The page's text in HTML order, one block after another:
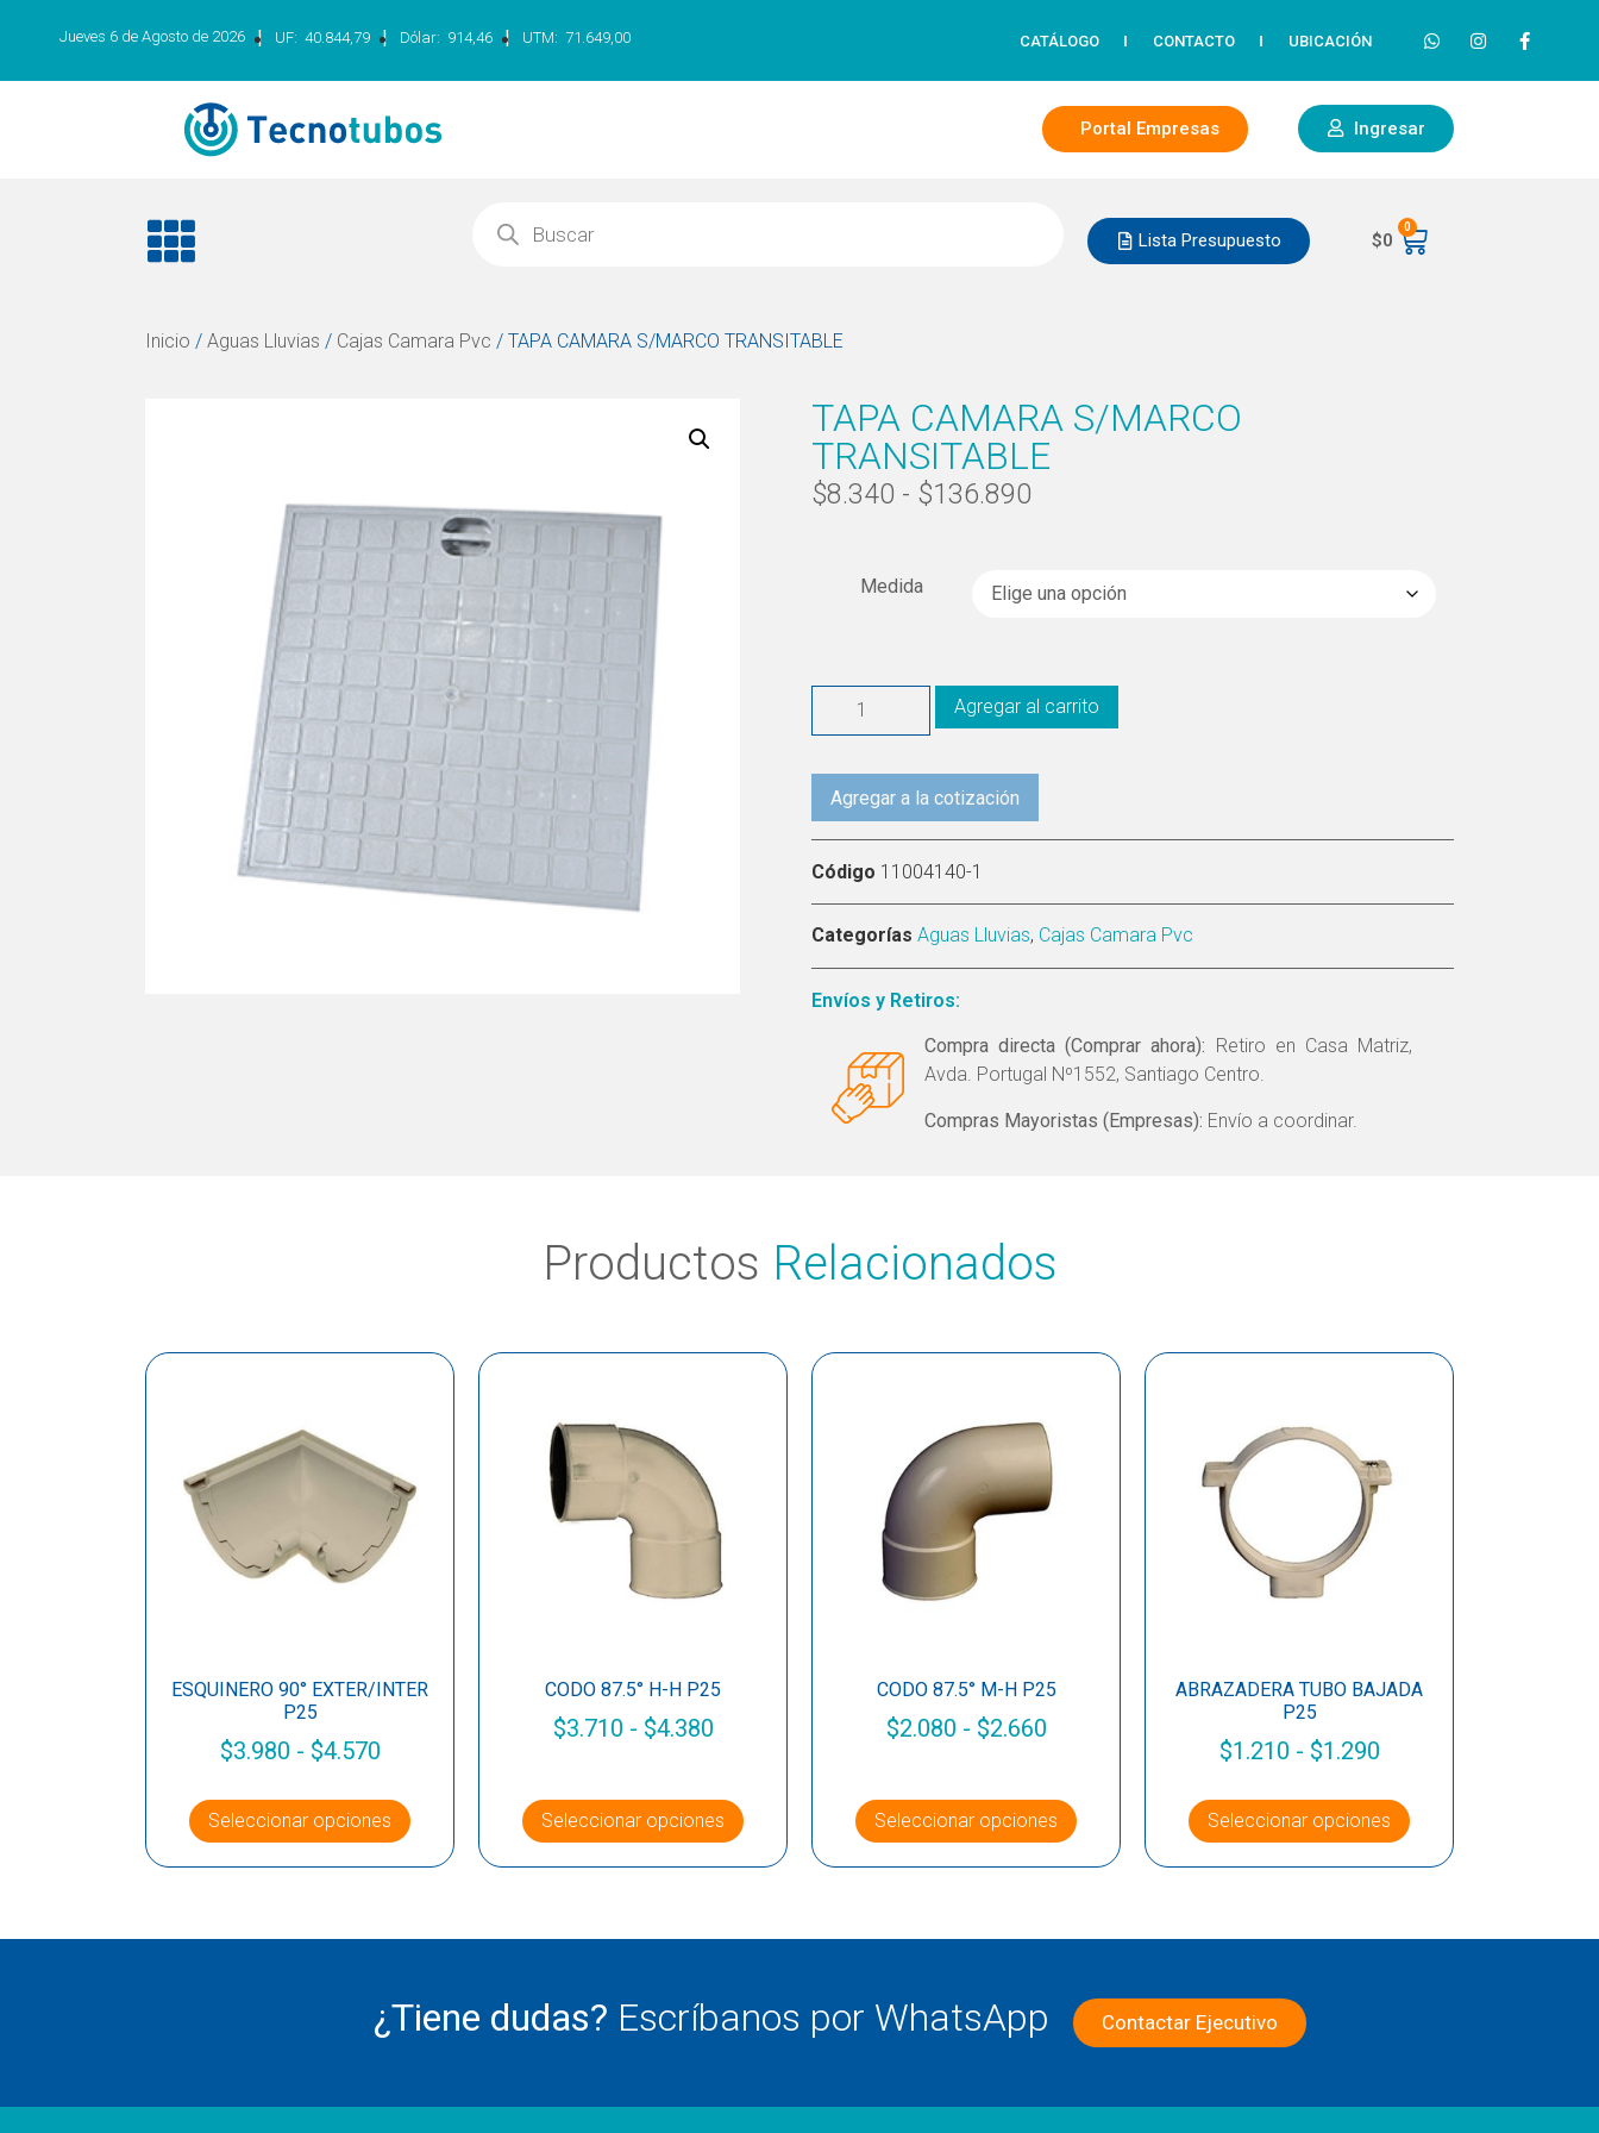
Jueves 6 de Agosto de 2026 | UF: 40.844,79 | Dólar: 914,46 | UTM: 71.649,00 CATÁLOGO CONTACTO UBICACIÓN
Portal Empresas Ingresar
Lista Presupuesto $0
0
Inicio / Aguas Lluvias / Cajas Camara Pvc / TAPA CAMARA S/MARCO TRANSITABLE
TAPA CAMARA S/MARCO
TRANSITABLE
$8.340 - $136.890
Medida
Agregar al carrito
Agregar a la cotización
Código 11004140-1
Categorías Aguas Lluvias, Cajas Camara Pvc
Envíos y Retiros:
Compra directa (Comprar ahora): Retiro en Casa Matriz,
Avda. Portugal Nº1552, Santiago Centro.
Compras Mayoristas (Empresas): Envío a coordinar.
Productos Relacionados
ESQUINERO 90° EXTER/INTER
P25
$3.980 - $4.570
Seleccionar opciones
CODO 87.5° H-H P25
$3.710 - $4.380
Seleccionar opciones
CODO 87.5° M-H P25
$2.080 - $2.660
Seleccionar opciones
ABRAZADERA TUBO BAJADA
P25
$1.210 - $1.290
Seleccionar opciones
¿Tiene dudas? Escríbanos por WhatsApp Contactar Ejecutivo